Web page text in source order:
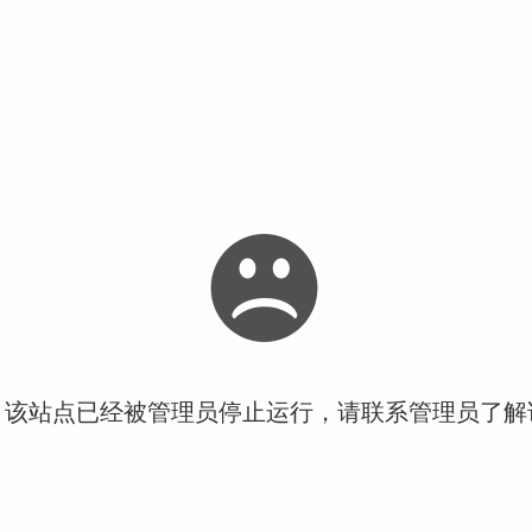
站点已经被管理员停止运行，请联系管理员了